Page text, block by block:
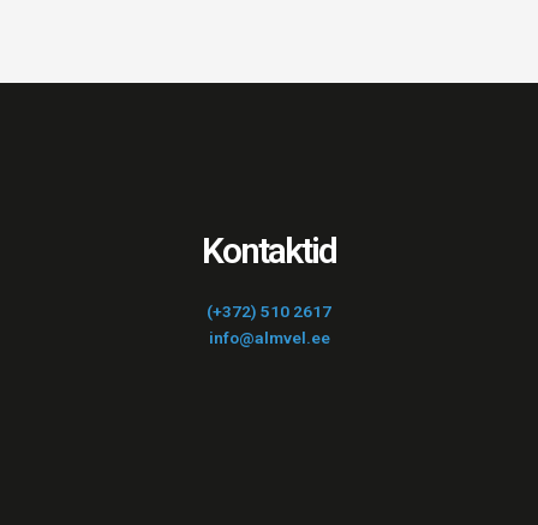
Kontaktid
(+372) 510 2617
info@almvel.ee